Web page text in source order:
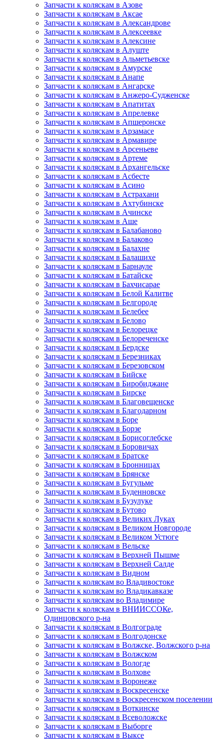
Запчасти к коляскам в Азове
Запчасти к коляскам в Аксае
Запчасти к коляскам в Александрове
Запчасти к коляскам в Алексеевке
Запчасти к коляскам в Алексине
Запчасти к коляскам в Алуште
Запчасти к коляскам в Альметьевске
Запчасти к коляскам в Амурске
Запчасти к коляскам в Анапе
Запчасти к коляскам в Ангарске
Запчасти к коляскам в Анжеро-Судженске
Запчасти к коляскам в Апатитах
Запчасти к коляскам в Апрелевке
Запчасти к коляскам в Апшеронске
Запчасти к коляскам в Арзамасе
Запчасти к коляскам в Армавире
Запчасти к коляскам в Арсеньеве
Запчасти к коляскам в Артеме
Запчасти к коляскам в Архангельске
Запчасти к коляскам в Асбесте
Запчасти к коляскам в Асино
Запчасти к коляскам в Астрахани
Запчасти к коляскам в Ахтубинске
Запчасти к коляскам в Ачинске
Запчасти к коляскам в Аше
Запчасти к коляскам в Балабаново
Запчасти к коляскам в Балаково
Запчасти к коляскам в Балахне
Запчасти к коляскам в Балашихе
Запчасти к коляскам в Барнауле
Запчасти к коляскам в Батайске
Запчасти к коляскам в Бахчисарае
Запчасти к коляскам в Белой Калитве
Запчасти к коляскам в Белгороде
Запчасти к коляскам в Белебее
Запчасти к коляскам в Белово
Запчасти к коляскам в Белорецке
Запчасти к коляскам в Белореченске
Запчасти к коляскам в Бердске
Запчасти к коляскам в Березниках
Запчасти к коляскам в Березовском
Запчасти к коляскам в Бийске
Запчасти к коляскам в Биробиджане
Запчасти к коляскам в Бирске
Запчасти к коляскам в Благовещенске
Запчасти к коляскам в Благодарном
Запчасти к коляскам в Боре
Запчасти к коляскам в Борзе
Запчасти к коляскам в Борисоглебске
Запчасти к коляскам в Боровичах
Запчасти к коляскам в Братске
Запчасти к коляскам в Бронницах
Запчасти к коляскам в Брянске
Запчасти к коляскам в Бугульме
Запчасти к коляскам в Буденновске
Запчасти к коляскам в Бузулуке
Запчасти к коляскам в Бутово
Запчасти к коляскам в Великих Луках
Запчасти к коляскам в Великом Новгороде
Запчасти к коляскам в Великом Устюге
Запчасти к коляскам в Вельске
Запчасти к коляскам в Верхней Пышме
Запчасти к коляскам в Верхней Салде
Запчасти к коляскам в Видном
Запчасти к коляскам во Владивостоке
Запчасти к коляскам во Владикавказе
Запчасти к коляскам во Владимире
Запчасти к коляскам в ВНИИССОКе,
Одинцовского р-на
Запчасти к коляскам в Волгограде
Запчасти к коляскам в Волгодонске
Запчасти к коляскам в Волжске, Волжского р-на
Запчасти к коляскам в Волжском
Запчасти к коляскам в Вологде
Запчасти к коляскам в Волхове
Запчасти к коляскам в Воронеже
Запчасти к коляскам в Воскресенске
Запчасти к коляскам в Воскресенском поселении
Запчасти к коляскам в Воткинске
Запчасти к коляскам в Всеволожске
Запчасти к коляскам в Выборге
Запчасти к коляскам в Выксе